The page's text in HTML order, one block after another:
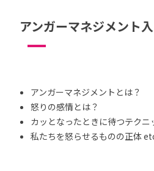
アンガーマネジメント
アンガーマネジメントとは？
怒りの感情とは？
カッとなったときに待つテクニ
私たちを怒らせるものの正体